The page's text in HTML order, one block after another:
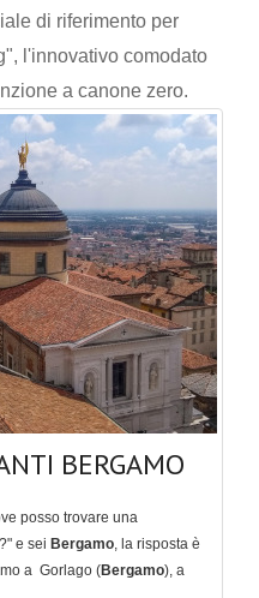
di riferimento per
l'innovativo comodato
a canone zero.
BERGAMO
posso trovare una
e sei Bergamo, la risposta è
a Gorlago (Bergamo), a